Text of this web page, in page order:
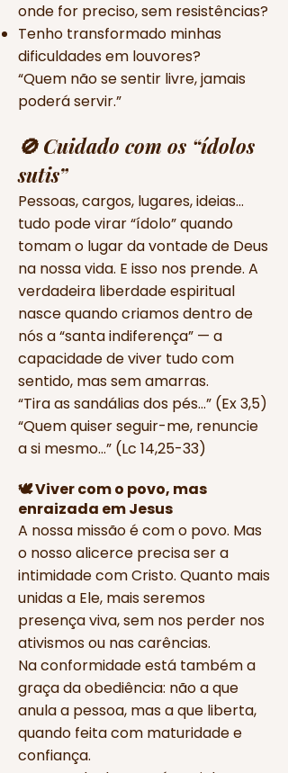
onde for preciso, sem resistências?
Tenho transformado minhas
dificuldades em louvores?
“Quem não se sentir livre, jamais
poderá servir.”
🚫 Cuidado com os “ídolos
sutis”
Pessoas, cargos, lugares, ideias…
tudo pode virar “ídolo” quando
tomam o lugar da vontade de Deus
na nossa vida. E isso nos prende. A
verdadeira liberdade espiritual
nasce quando criamos dentro de
nós a “santa indiferença” — a
capacidade de viver tudo com
sentido, mas sem amarras.
“Tira as sandálias dos pés…” (Ex 3,5)
“Quem quiser seguir-me, renuncie
a si mesmo…” (Lc 14,25-33)
🕊️ Viver com o povo, mas
enraizada em Jesus
A nossa missão é com o povo. Mas
o nosso alicerce precisa ser a
intimidade com Cristo. Quanto mais
unidas a Ele, mais seremos
presença viva, sem nos perder nos
ativismos ou nas carências.
Na conformidade está também a
graça da obediência: não a que
anula a pessoa, mas a que liberta,
quando feita com maturidade e
confiança.